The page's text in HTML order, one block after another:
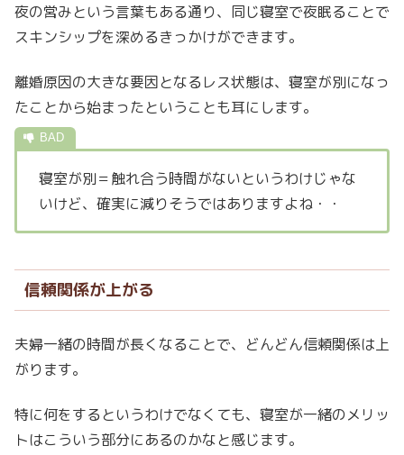
夜の営みという言葉もある通り、同じ寝室で夜眠ることで
スキンシップを深めるきっかけができます。
離婚原因の大きな要因となるレス状態は、寝室が別になっ
たことから始まったということも耳にします。
寝室が別＝触れ合う時間がないというわけじゃな
いけど、確実に減りそうではありますよね・・
信頼関係が上がる
夫婦一緒の時間が長くなることで、どんどん信頼関係は上
がります。
特に何をするというわけでなくても、寝室が一緒のメリッ
トはこういう部分にあるのかなと感じます。